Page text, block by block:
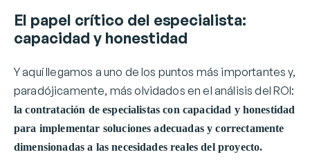
El papel crítico del especialista:
capacidad y honestidad
Y aquí llegamos a uno de los puntos más importantes y,
paradójicamente, más olvidados en el análisis del ROI:
la contratación de especialistas con capacidad y honestidad
para implementar soluciones adecuadas y correctamente
dimensionadas a las necesidades reales del proyecto.